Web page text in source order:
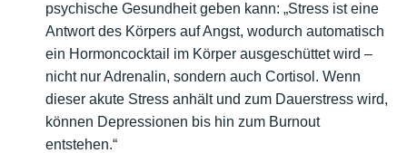
psychische Gesundheit geben kann: „Stress ist eine
Antwort des Körpers auf Angst, wodurch automatisch
ein Hormoncocktail im Körper ausgeschüttet wird –
nicht nur Adrenalin, sondern auch Cortisol. Wenn
dieser akute Stress anhält und zum Dauerstress wird,
können Depressionen bis hin zum Burnout
entstehen.“